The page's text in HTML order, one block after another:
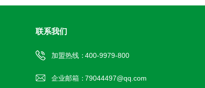
联系我们
加盟热线：400-9979-800
企业邮箱：79044497@qq.com